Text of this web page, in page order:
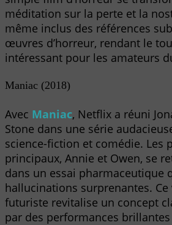
méditation sur la perte et la
même inclus des références
œuvres d’horreur, rendant le
intéressant pour les amateurs
Maniac (2018)
Avec Maniac, Netflix a réuni
Stone dans une série
science-fiction et comédie. Les
principaux, Annie et Owen, se
dans un essai pharmaceutique
hallucinations surprenantes.
futuriste revitalise un concept
par des performances brillantes